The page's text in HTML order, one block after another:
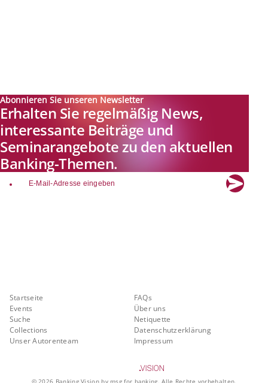
Abonnieren Sie unseren Newsletter
Erhalten Sie regelmäßig News,
interessante Beiträge und
Seminarangebote zu den aktuellen
Banking-Themen.
email
Startseite
Events
Suche
Collections
Unser Autorenteam
FAQs
Über uns
Netiquette
Datenschutzerklärung
Impressum